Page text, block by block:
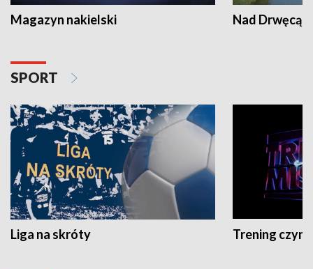
Magazyn nakielski Nad Drwęcą
SPORT
Liga na skróty Trening czyni